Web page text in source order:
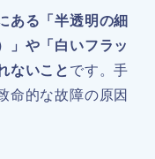
ある「半透明の細
」や「白いフラッ
ないこと です。手
命的な故障の原因